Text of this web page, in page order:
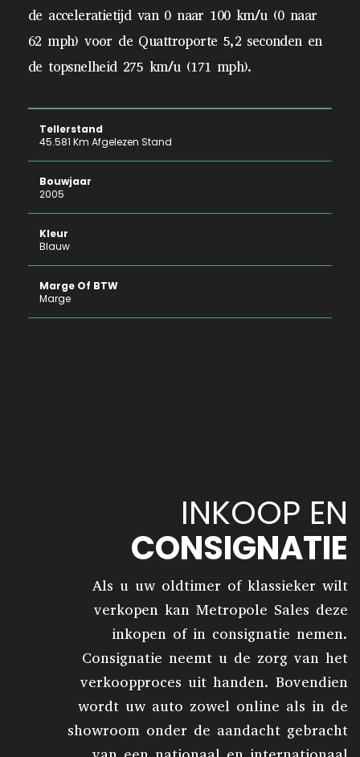
de acceleratietijd van 0 naar 100 km/u (0 naar
62 mph) voor de Quattroporte 5,2 seconden en
de topsnelheid 275 km/u (171 mph).
Tellerstand
45.581 Km Afgelezen Stand
Bouwjaar
2005
Kleur
Blauw
Marge Of BTW
Marge
INKOOP EN
CONSIGNATIE
Als u uw oldtimer of klassieker wilt
verkopen kan Metropole Sales deze
inkopen of in consignatie nemen.
Consignatie neemt u de zorg van het
verkoopproces uit handen. Bovendien
wordt uw auto zowel online als in de
showroom onder de aandacht gebracht